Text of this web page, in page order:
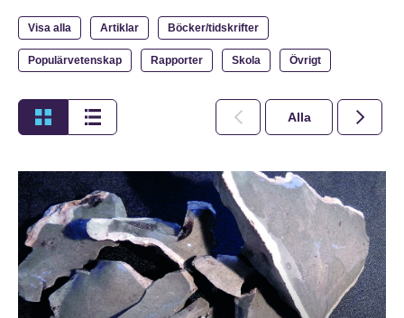
Visa alla Artiklar Böcker/tidskrifter
Populärvetenskap Rapporter Skola Övrigt
Alla 2026